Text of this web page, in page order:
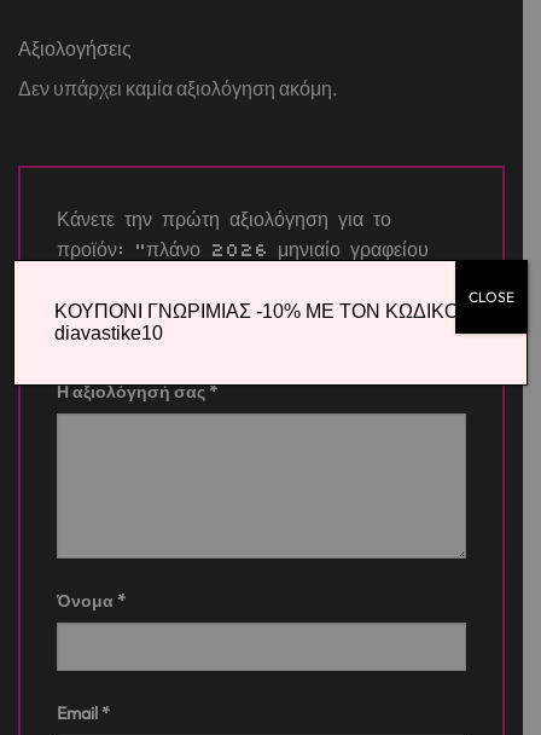
Αξιολογήσεις
Δεν υπάρχει καμία αξιολόγηση ακόμη.
Κάνετε την πρώτη αξιολόγηση για το
προϊόν: “πλάνο 2026 μηνιαίο γραφείου
Η βαθμολογία σας*
Η αξιολόγησή σας*
Όνομα *
Email *
ΚΟΥΠΟΝΙ ΓΝΩΡΙΜΙΑΣ -10% ΜΕ ΤΟΝ ΚΩΔΙΚΟ
diavastike10
CLOSE